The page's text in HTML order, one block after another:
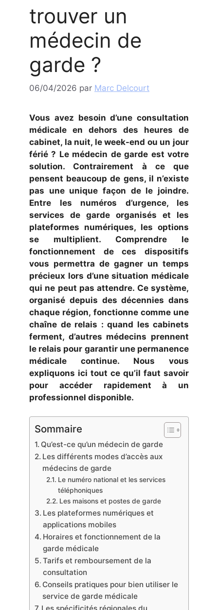
trouver un
médecin de
garde ?
06/04/2026 par Marc Delcourt
Vous avez besoin d’une consultation
médicale en dehors des heures de
cabinet, la nuit, le week-end ou un jour
férié ? Le médecin de garde est votre
solution. Contrairement à ce que
pensent beaucoup de gens, il n’existe
pas une unique façon de le joindre.
Entre les numéros d’urgence, les
services de garde organisés et les
plateformes numériques, les options
se multiplient. Comprendre le
fonctionnement de ces dispositifs
vous permettra de gagner un temps
précieux lors d’une situation médicale
qui ne peut pas attendre. Ce système,
organisé depuis des décennies dans
chaque région, fonctionne comme une
chaîne de relais : quand les cabinets
ferment, d’autres médecins prennent
le relais pour garantir une permanence
médicale continue. Nous vous
expliquons ici tout ce qu’il faut savoir
pour accéder rapidement à un
professionnel disponible.
Sommaire
Qu’est-ce qu’un médecin de garde
Les différents modes d’accès aux
médecins de garde
Le numéro national et les services
téléphoniques
Les maisons et postes de garde
Les plateformes numériques et
applications mobiles
Horaires et fonctionnement de la
garde médicale
Tarifs et remboursement de la
consultation
Conseils pratiques pour bien utiliser le
service de garde médicale
Les spécificités régionales du